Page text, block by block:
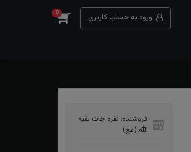
ورود به حساب کاربری 0
فروشنده: نقره جات بقیه
الله (عج)